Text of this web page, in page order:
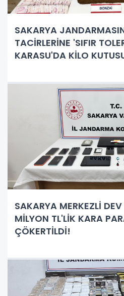
SAKARYA
TACİRLERİNE 'SIFIR
KARASU'DA KİLO
SAKARYA MERKEZLİ
MİLYON TL'LİK KARA
ÇÖKERTİLDİ!